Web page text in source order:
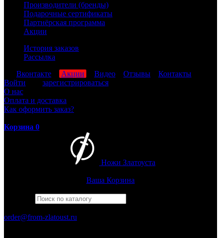
Производители (бренды)
Подарочные сертификаты
Партнёрская программа
Акции
История заказов
Рассылка
Вконтакте Акции Видео Отзывы
Контакты
Войти
зарегистрироваться
О нас
Оплата и доставка
Как оформить заказ?
Корзина 0
Ножи Златоуста
Ваша Корзина
order@from-zlatoust.ru